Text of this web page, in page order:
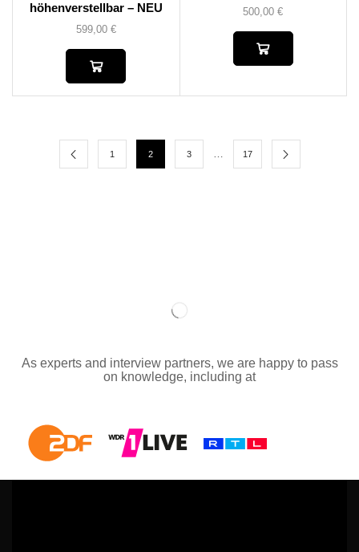
höhenverstellbar – NEU
599,00 €
500,00€
1 2 3 … 17
As experts and interview partners, we are happy to pass
on knowledge, including at